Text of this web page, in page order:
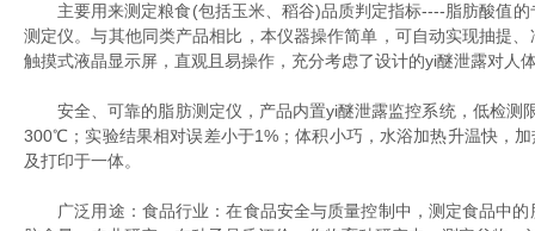
主要用来测定粮食(包括玉米、稻谷)品质判定指标----脂肪酸值的
测定仪。与其他同类产品相比，本仪器操作简单，可自动实现抽提
触摸式液晶显示屏，直观且易操作，充分考虑了设计的yi醚泄露对
安全、可靠的脂肪测定仪，产品内置yi醚泄露监控系统，低检测
300℃；实验结果相对误差小于1%；体积小巧，水浴加热升温快，
及打印于一体。
广泛用途：食品行业：在食品安全与质量控制中，测定食品中的